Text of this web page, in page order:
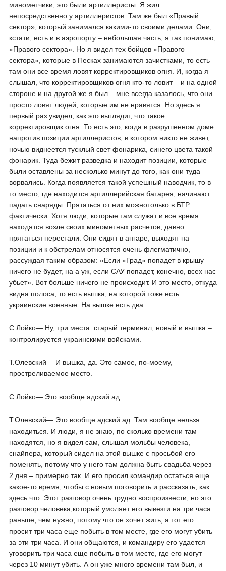
минометчики, это были артиллеристы. Я жил
непосредственно у артиллеристов. Там же был «Правый
сектор», который занимался какими-то своими делами. Они,
кстати, есть и в аэропорту – небольшая часть, я так понимаю,
«Правого сектора». Но я видел тех бойцов «Правого
сектора», которые в Песках занимаются зачистками, то есть
там они все время ловят корректировщиков огня. И, когда я
слышал, что корректировщиков огня кто-то ловит – и на одной
стороне и на другой же я был – мне всегда казалось, что они
просто ловят людей, которые им не нравятся. Но здесь я
первый раз увидел, как это выглядит, что такое
корректировщик огня. То есть это, когда в разрушенном доме
напротив позиции артиллеристов, в котором никто не живет,
ночью виднеется тусклый свет фонарика, синего цвета такой
фонарик. Туда бежит разведка и находит позиции, которые
были оставлены за несколько минут до того, как они туда
ворвались. Когда появляется такой успешный наводчик, то в
то место, где находится артиллерийская батарея, начинают
падать снаряды. Прятаться от них можнотолько в БТР
фактически. Хотя люди, которые там служат и все время
находятся возле своих минометных расчетов, давно
прятаться перестали. Они сидят в ангаре, выходят на
позиции и к обстрелам относятся очень флегматично,
рассуждая таким образом: «Если «Град» попадет в крышу –
ничего не будет, на а уж, если САУ попадет, конечно, всех нас
убьет». Вот больше ничего не происходит. И это место, откуда
видна полоса, то есть вышка, на которой тоже есть
украинские военные. На вышке есть два…
С.Лойко― Ну, три места: старый терминал, новый и вышка –
контролируется украинскими войсками.
Т.Олевский― И вышка, да. Это самое, по-моему,
простреливаемое место.
С.Лойко― Это вообще адский ад.
Т.Олевский― Это вообще адский ад. Там вообще нельзя
находиться. И люди, я не знаю, по сколько времени там
находятся, но я видел сам, слышал мольбы человека,
снайпера, который сидел на этой вышке с просьбой его
поменять, потому что у него там должна быть свадьба через
2 дня – примерно так. И его просил командир остаться еще
какое-то время, чтобы с новым поговорить и рассказать, как
здесь что. Этот разговор очень трудно воспроизвести, но это
разговор человека,который умоляет его вывезти на три часа
раньше, чем нужно, потому что он хочет жить, а тот его
просит три часа еще побыть в том месте, где его могут убить
за эти три часа. И они общаются, и командиру его удается
уговорить три часа еще побыть в том месте, где его могут
через 10 минут убить. А он уже много времени там был, и